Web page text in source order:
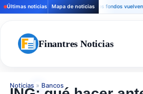
Últimas noticias Mapa de noticiasLos fondos vuelven a
Finantres Noticias
Noticias » Bancos